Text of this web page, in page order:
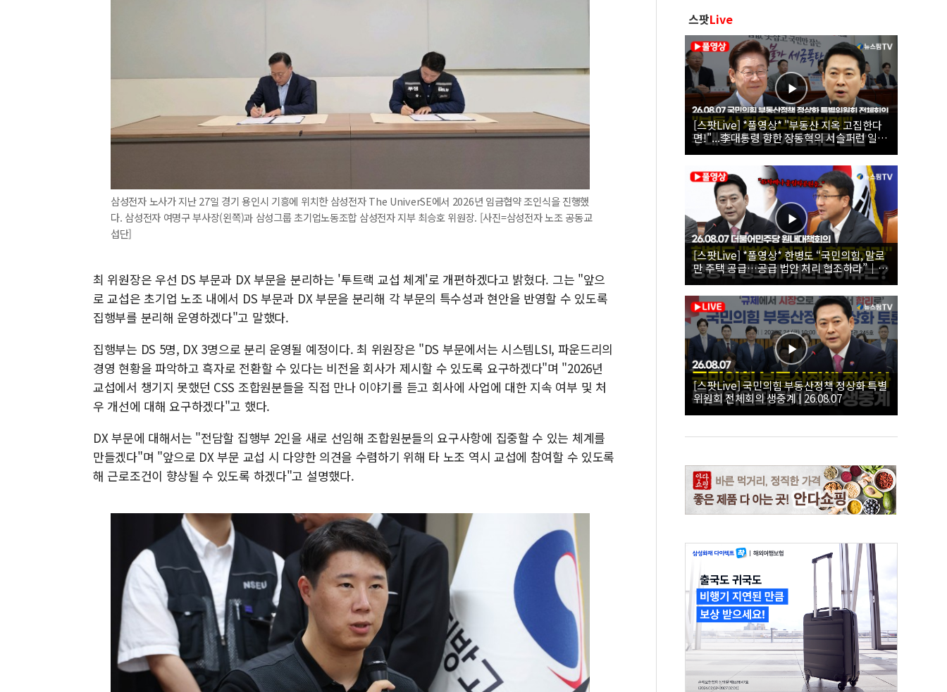
삼성전자 노사가 지난 27일 경기 용인시 기흥에 위치한 삼성전자 The UniverSE에서 2026년 임금협약 조인식을 진행했
다. 삼성전자 여명구 부사장(왼쪽)과 삼성그룹 초기업노동조합 삼성전자 지부 최승호 위원장. [사진=삼성전자 노조 공동교
섭단]
최 위원장은 우선 DS 부문과 DX 부문을 분리하는 '투트랙 교섭 체계'로 개편하겠다고 밝혔다. 그는 "앞으
로 교섭은 초기업 노조 내에서 DS 부문과 DX 부문을 분리해 각 부문의 특수성과 현안을 반영할 수 있도록
집행부를 분리해 운영하겠다"고 말했다.
집행부는 DS 5명, DX 3명으로 분리 운영될 예정이다. 최 위원장은 "DS 부문에서는 시스템LSI, 파운드리의
경영 현황을 파악하고 흑자로 전환할 수 있다는 비전을 회사가 제시할 수 있도록 요구하겠다"며 "2026년
교섭에서 챙기지 못했던 CSS 조합원분들을 직접 만나 이야기를 듣고 회사에 사업에 대한 지속 여부 및 처
우 개선에 대해 요구하겠다"고 했다.
DX 부문에 대해서는 "전담할 집행부 2인을 새로 선임해 조합원분들의 요구사항에 집중할 수 있는 체계를
만들겠다"며 "앞으로 DX 부문 교섭 시 다양한 의견을 수렴하기 위해 타 노조 역시 교섭에 참여할 수 있도록
해 근로조건이 향상될 수 있도록 하겠다"고 설명했다.
스팟Live
[스팟Live] *풀영상* "부동산 지옥 고집한다
면!"...李대통령 향한 장동혁의 서슬퍼런 일갈
| 26.08.07 국민의힘 부동산정책 정상화 특별
위원회 전체회의
[스팟Live] *풀영상* 한병도 “국민의힘, 말로
만 주택 공급…공급 법안 처리 협조하라”｜
26.08.07 더불어민주당 원내대책회의
[스팟Live] 국민의힘 부동산정책 정상화 특별
위원회 전체회의 생중계 | 26.08.07